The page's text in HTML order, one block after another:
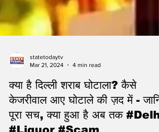
statetodaytv
Mar 21, 2024
4 min read
क्या है दिल्ली शराब घोटाला? कैसे